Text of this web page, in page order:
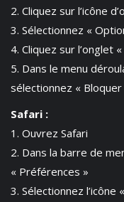
2. Cliquez sur l’icône
3. Sélectionnez «
4. Cliquez sur l’onglet
5. Dans le menu
sélectionnez «
Safari :
1. Ouvrez Safari
2. Dans la barre de
« Préférences »
3. Sélectionnez l’icône